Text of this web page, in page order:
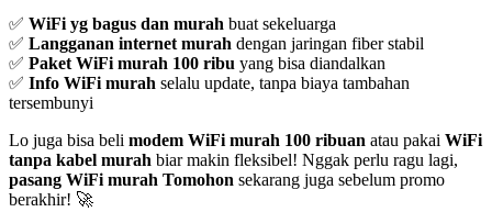
✅ WiFi yg bagus dan murah buat sekeluarga
✅ Langganan internet murah dengan jaringan fiber stabil
✅ Paket WiFi murah 100 ribu yang bisa diandalkan
✅ Info WiFi murah selalu update, tanpa biaya tambahan
tersembunyi
Lo juga bisa beli modem WiFi murah 100 ribuan atau pakai WiFi
tanpa kabel murah biar makin fleksibel! Nggak perlu ragu lagi,
pasang WiFi murah Tomohon sekarang juga sebelum promo
berakhir! 🚀